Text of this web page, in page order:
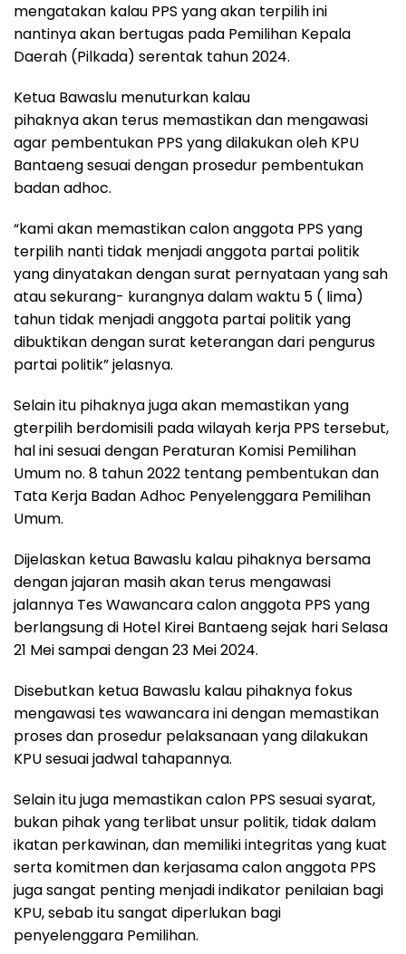
mengatakan kalau PPS yang akan terpilih ini
nantinya akan bertugas pada Pemilihan Kepala
Daerah (Pilkada) serentak tahun 2024.
Ketua Bawaslu menuturkan kalau
pihaknya akan terus memastikan dan mengawasi
agar pembentukan PPS yang dilakukan oleh KPU
Bantaeng sesuai dengan prosedur pembentukan
badan adhoc.
“kami akan memastikan calon anggota PPS yang
terpilih nanti tidak menjadi anggota partai politik
yang dinyatakan dengan surat pernyataan yang sah
atau sekurang- kurangnya dalam waktu 5 ( lima)
tahun tidak menjadi anggota partai politik yang
dibuktikan dengan surat keterangan dari pengurus
partai politik” jelasnya.
Selain itu pihaknya juga akan memastikan yang
gterpilih berdomisili pada wilayah kerja PPS tersebut,
hal ini sesuai dengan Peraturan Komisi Pemilihan
Umum no. 8 tahun 2022 tentang pembentukan dan
Tata Kerja Badan Adhoc Penyelenggara Pemilihan
Umum.
Dijelaskan ketua Bawaslu kalau pihaknya bersama
dengan jajaran masih akan terus mengawasi
jalannya Tes Wawancara calon anggota PPS yang
berlangsung di Hotel Kirei Bantaeng sejak hari Selasa
21 Mei sampai dengan 23 Mei 2024.
Disebutkan ketua Bawaslu kalau pihaknya fokus
mengawasi tes wawancara ini dengan memastikan
proses dan prosedur pelaksanaan yang dilakukan
KPU sesuai jadwal tahapannya.
Selain itu juga memastikan calon PPS sesuai syarat,
bukan pihak yang terlibat unsur politik, tidak dalam
ikatan perkawinan, dan memiliki integritas yang kuat
serta komitmen dan kerjasama calon anggota PPS
juga sangat penting menjadi indikator penilaian bagi
KPU, sebab itu sangat diperlukan bagi
penyelenggara Pemilihan.